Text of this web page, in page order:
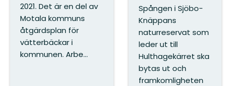
2021. Det är en del av
Motala kommuns
åtgärdsplan för
vätterbäckar i
kommunen. Arbe...
Spången i Sjöbo-
Knäppans
naturreservat som
leder ut till
Hulthagekärret ska
bytas ut och
framkomligheten